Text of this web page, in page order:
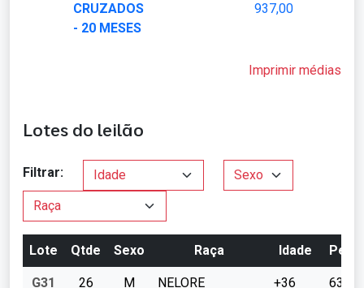
CRUZADOS
- 20 MESES
937,00
Imprimir médias
Lotes do leilão
Filtrar:
Lote Qtde Sexo Raça Idade Peso
G31 26 M NELORE
+36
635